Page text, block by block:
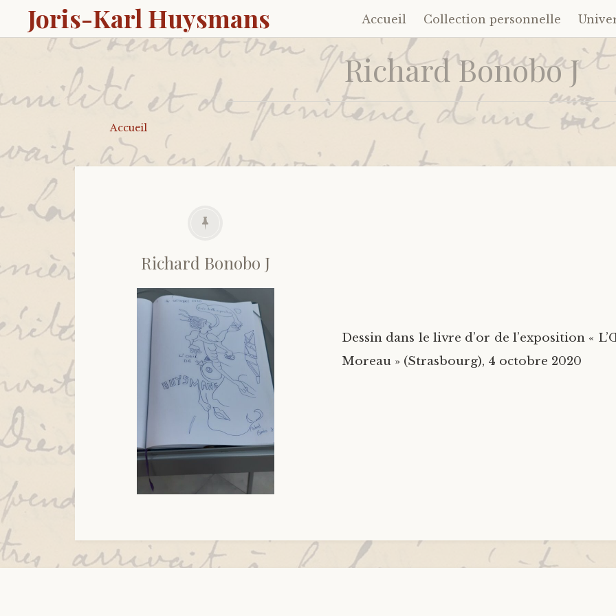
Joris-Karl Huysmans
Accéder
au
contenu
principal
Accueil Collection personnelle
Richard Bonobo J
Accueil
Richard Bonobo J
Dessin dans le livre d’or de l’exposition «
Moreau » (Strasbourg), 4 octobre 2020